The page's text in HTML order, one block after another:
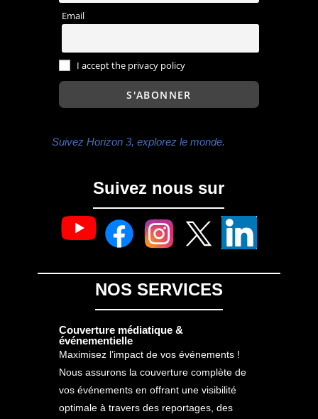
Email
I accept the privacy policy
Suivez Horizon 3, explorez le monde.
Suivez nous sur
NOS SERVICES
Couverture médiatique &
événementielle
Maximisez l’impact de vos événements !
Nous assurons la couverture complète de
vos événements en offrant une visibilité
optimale à travers des reportages, des